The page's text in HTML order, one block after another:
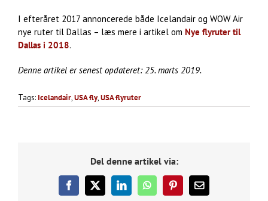
I efteråret 2017 annoncerede både Icelandair og WOW Air
nye ruter til Dallas – læs mere i artikel om Nye flyruter til
Dallas i 2018.
Denne artikel er senest opdateret: 25. marts 2019.
Tags: Icelandair,USA fly,USA flyruter
Del denne artikel via:
Facebook
X LinkedInWhatsAppPinterest
E-
mail